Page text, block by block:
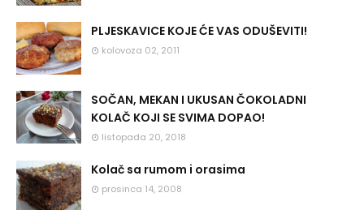
PLJESKAVICE KOJE ĆE VAS ODUŠEVITI!
kolovoza 02, 2011
SOČAN, MEKAN I UKUSAN ČOKOLADNI
KOLAČ KOJI SE SVIMA DOPAO!
listopada 20, 2018
Kolač sa rumom i orasima
prosinca 14, 2008